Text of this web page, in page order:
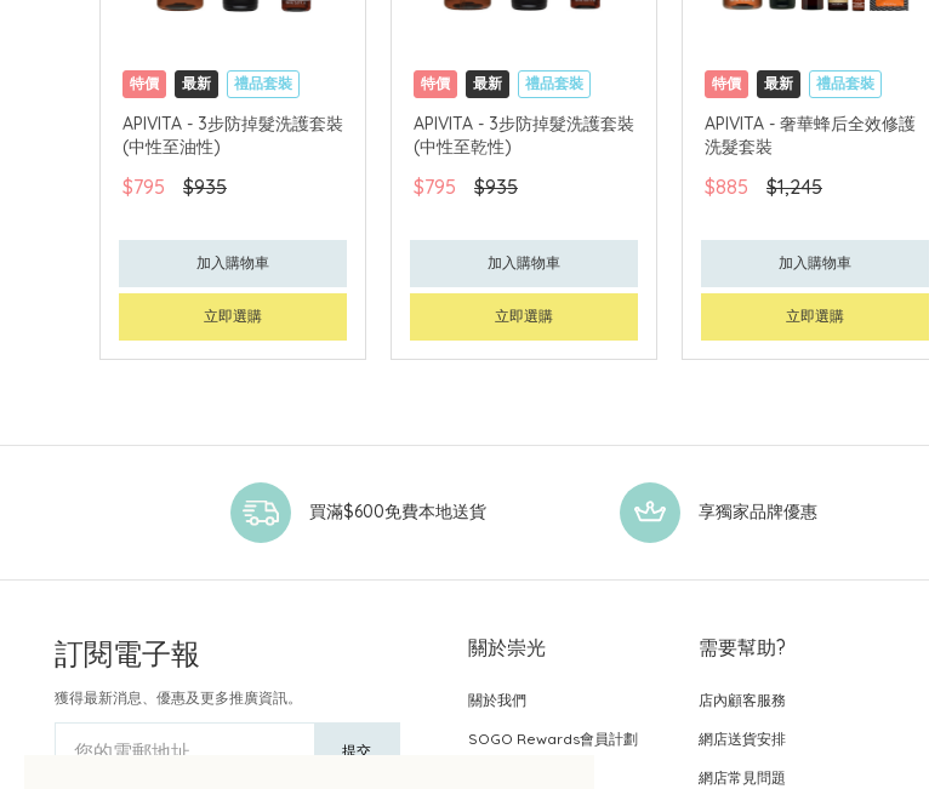
特價 最新
禮品套裝
網購店取
可中國內地配送
APIVITA - 3步防掉髮洗護套裝
(中性至油性)
$795 $935
加入購物車
立即選購
特價 最新
禮品套裝
網購店取
可中國內地配送
APIVITA - 3步防掉髮洗護套裝
(中性至乾性)
$795 $935
加入購物車
立即選購
特價 最新
禮品套裝
網購店取
可中國內地配送
APIVITA - 奢華蜂后全效修護
洗髮套裝
$885 $1,245
加入購物車
立即選購
買滿$600免費本地送貨 享獨家品牌優惠
訂閱電子報
獲得最新消息、優惠及更多推廣資訊。
您的電郵地址 提交
關於崇光
關於我們
SOGO Rewards會員計劃
需要幫助?
店內顧客服務
網店送貨安排
網店常見問題